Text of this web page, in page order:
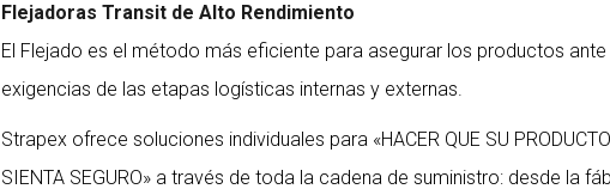
Flejadoras Transit de Alto Rendimiento
El Flejado es el método más eficiente para asegurar los productos ante
exigencias de las etapas logísticas internas y externas.
Strapex ofrece soluciones individuales para «HACER QUE SU
SIENTA SEGURO» a través de toda la cadena de suministro: desde la